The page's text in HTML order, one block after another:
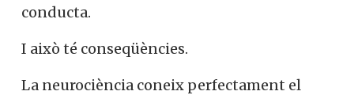
conducta.
I això té conseqüències.
La neurociència coneix perfectament el